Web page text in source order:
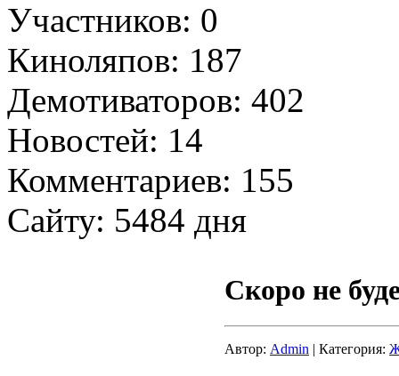
Участников: 0
Киноляпов: 187
Демотиваторов: 402
Новостей: 14
Комментариев: 155
Сайту: 5484 дня
Скоро не
Автор: Admin | Категория: